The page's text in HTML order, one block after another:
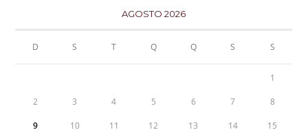
AGOSTO 2026
D S T Q Q S S
1
2 3 4 5 6 7 8
9 10 11 12 13 14 15